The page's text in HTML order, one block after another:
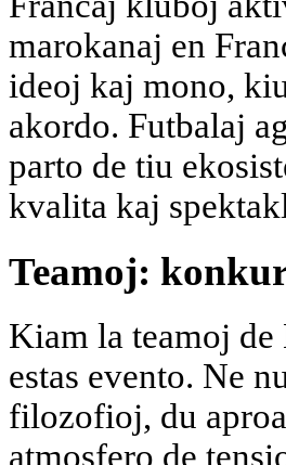
marokanaj en
ideoj kaj mono,
akordo. Futbalaj
parto de tiu
kvalita kaj
Teamoj:
Kiam la teamoj
estas evento. Ne
filozofioj, du
atmosfero de